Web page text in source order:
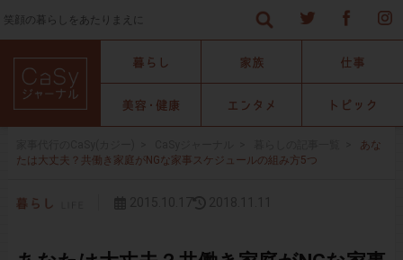
笑顔の暮らしをあたりまえに
あな
たは大丈夫？共働き家庭がNGな家事スケジュールの組み方5つ